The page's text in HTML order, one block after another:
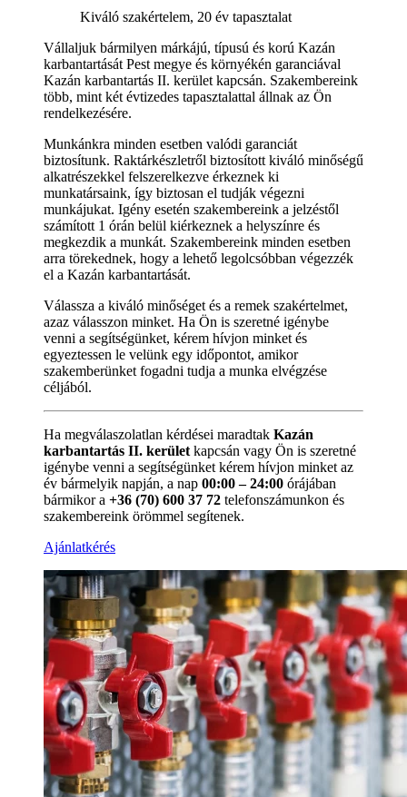
Kiváló szakértelem, 20 év tapasztalat
Vállaljuk bármilyen márkájú, típusú és korú Kazán
karbantartását Pest megye és környékén garanciával
Kazán karbantartás II. kerület kapcsán. Szakembereink
több, mint két évtizedes tapasztalattal állnak az Ön
rendelkezésére.
Munkánkra minden esetben valódi garanciát
biztosítunk. Raktárkészletről biztosított kiváló minőségű
alkatrészekkel felszerelkezve érkeznek ki
munkatársaink, így biztosan el tudják végezni
munkájukat. Igény esetén szakembereink a jelzéstől
számított 1 órán belül kiérkeznek a helyszínre és
megkezdik a munkát. Szakembereink minden esetben
arra törekednek, hogy a lehető legolcsóbban végezzék
el a Kazán karbantartását.
Válassza a kiváló minőséget és a remek szakértelmet,
azaz válasszon minket. Ha Ön is szeretné igénybe
venni a segítségünket, kérem hívjon minket és
egyeztessen le velünk egy időpontot, amikor
szakemberünket fogadni tudja a munka elvégzése
céljából.
Ha megválaszolatlan kérdései maradtak Kazán
karbantartás II. kerület kapcsán vagy Ön is szeretné
igénybe venni a segítségünket kérem hívjon minket az
év bármelyik napján, a nap 00:00 – 24:00 órájában
bármikor a +36 (70) 600 37 72 telefonszámunkon és
szakembereink örömmel segítenek.
Ajánlatkérés